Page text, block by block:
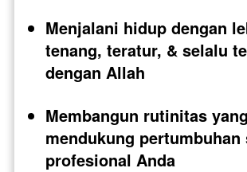
Menjalani hidup dengan
tenang, teratur, & selalu
dengan Allah
Membangun rutinitas yang
mendukung
profesional Anda